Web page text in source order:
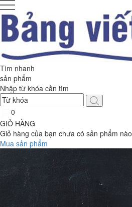
Tìm nhanh
sản phẩm
Nhập từ khóa cần tìm
0
GIỎ HÀNG
Giỏ hàng của bạn chưa có sản phẩm nào
Mua sản phẩm